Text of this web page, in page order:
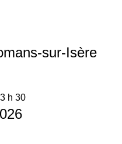
sur-Isère
h 30